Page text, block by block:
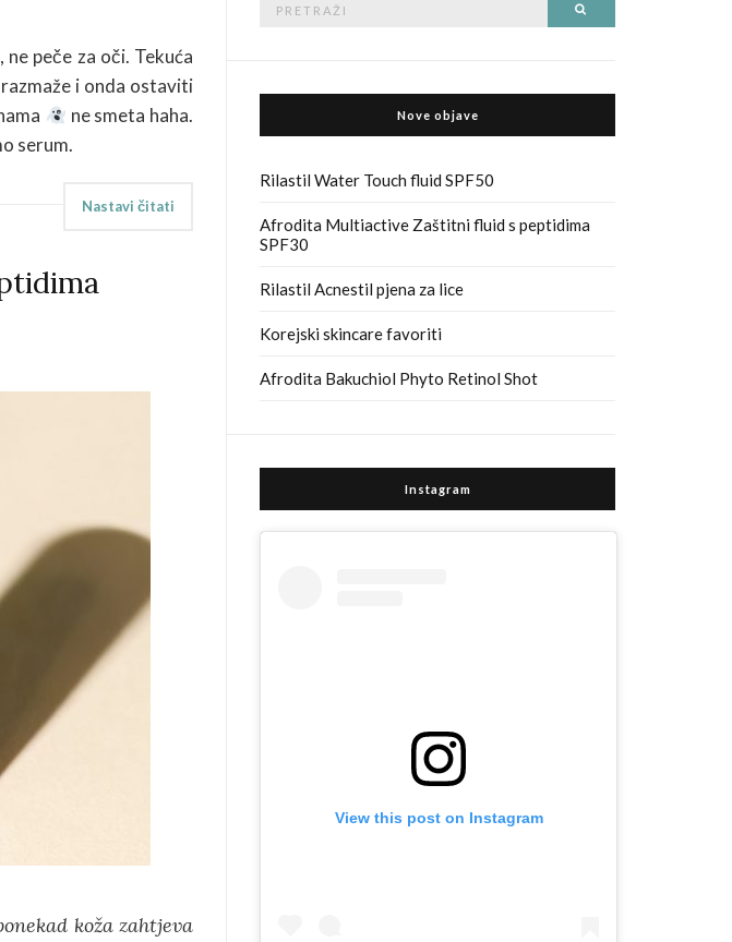
peče za oči. Tekuća
i onda ostaviti
ne smeta haha.
serum.
Nastavi čitati
koža zahtjeva
Nove objave
Rilastil Water Touch fluid SPF50
Afrodita Multiactive Zaštitni fluid s peptidima
SPF30
Rilastil Acnestil pjena za lice
Korejski skincare favoriti
Afrodita Bakuchiol Phyto Retinol Shot
Instagram
View this post on Instagram